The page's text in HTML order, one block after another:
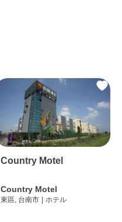
Country Motel
Country Motel
東區, 台南市 | ホテル